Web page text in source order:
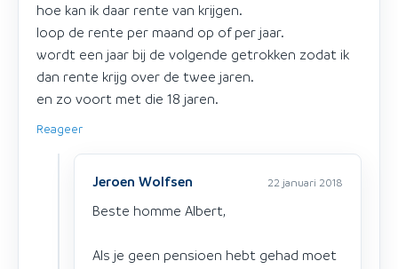
hoe kan ik daar rente van krijgen.
loop de rente per maand op of per jaar.
wordt een jaar bij de volgende getrokken zodat ik
dan rente krijg over de twee jaren.
en zo voort met die 18 jaren.
Reageer
Jeroen Wolfsen 22 januari 2018
Beste homme Albert,
Als je geen pensioen hebt gehad moet